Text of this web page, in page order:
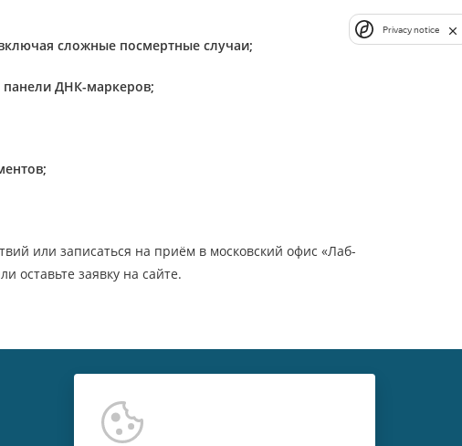
сложные посмертные случаи;
ДНК-маркеров;
или записаться на приём в московский офис «Лаб-
оставьте заявку на сайте.
Privacy notice